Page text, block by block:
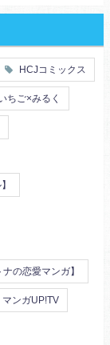
HCJコミックス
ちご×みるく
の恋愛マンガ】
マンガUP!TV